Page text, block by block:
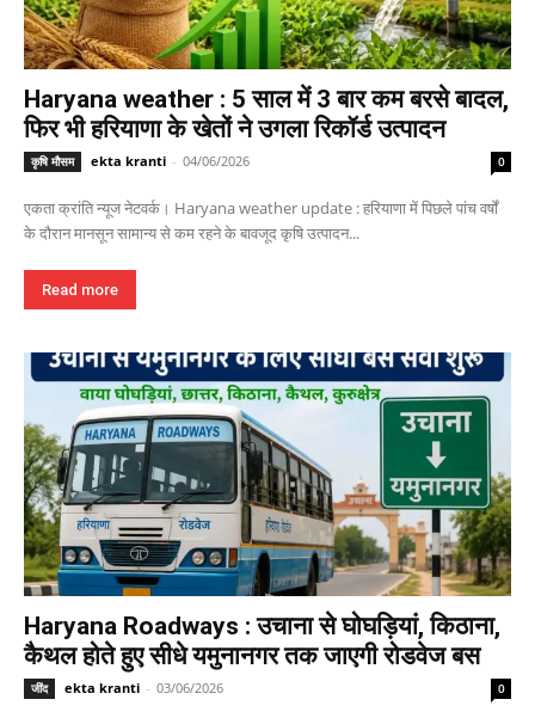
Haryana weather : 5 साल में 3 बार कम बरसे बादल,
फिर भी हरियाणा के खेतों ने उगला रिकॉर्ड उत्पादन
कृषि मौसम ekta kranti - 04/06/2026 0
एकता क्रांति न्यूज नेटवर्क। Haryana weather update : हरियाणा में पिछले पांच वर्षों
के दौरान मानसून सामान्य से कम रहने के बावजूद कृषि उत्पादन...
Read more
Haryana Roadways : उचाना से घोघड़ियां, किठाना,
कैथल होते हुए सीधे यमुनानगर तक जाएगी रोडवेज बस
जींद ekta kranti - 03/06/2026 0